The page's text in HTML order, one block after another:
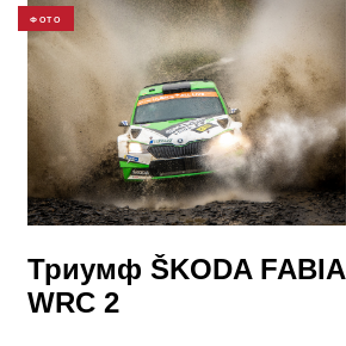
ФОТО
Триумф ŠKODA
WRC 2